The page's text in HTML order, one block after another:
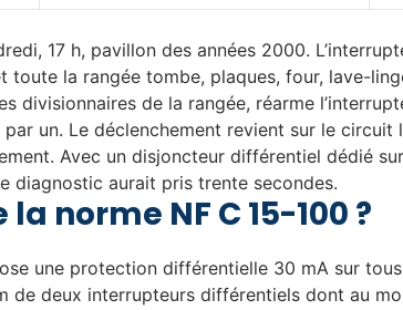
17 h, pavillon des années 2000.
toute la rangée tombe, plaques, four, lave-
divisionnaires de la rangée, réarme
un. Le déclenchement revient sur le circuit
Avec un disjoncteur différentiel dédié
diagnostic aurait pris trente secondes.
norme NF C 15-100 ?
une protection différentielle 30 mA sur
de deux interrupteurs différentiels dont au